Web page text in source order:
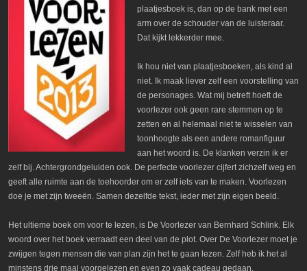
plaatjesboek is, dan op de bank met een
arm over de schouder van de luisteraar.
Dat kijkt lekkerder mee.
Ik hou niet van plaatjesboeken, als kind al
niet. Ik maak liever zelf een voorstelling van
de personages. Wat mij betreft hoeft de
voorlezer ook geen rare stemmen op te
zetten en al helemaal niet te wisselen van
toonhoogte als een andere romanfiguur
aan het woord is. De klanken verzin ik er
zelf bij. Achtergrondgeluiden ook. De perfecte voorlezer cijfert zichzelf weg en
geeft alle ruimte aan de toehoorder om er zelf iets van te maken. Voorlezen
doe je met zijn tweeën. Samen dezelfde tekst, ieder met zijn eigen beeld.
Het ultieme boek om voor te lezen, is De Voorlezer van Bernhard Schlink. Elk
woord over het boek verraadt een deel van de plot. Over De Voorlezer moet je
zwijgen tegen mensen die van plan zijn het te gaan lezen. Zelf heb ik het al
minstens drie maal voorgelezen en even zo vaak cadeau gedaan.